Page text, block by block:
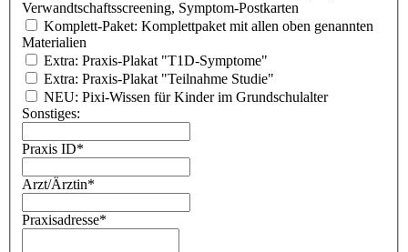
Verwandtschaftsscreening, Symptom-Postkarten
Materialien
Extra: Praxis-Plakat "T1D-Symptome"
Extra: Praxis-Plakat "Teilnahme Studie"
NEU: Pixi-Wissen für Kinder im Grundschulalter
Sonstiges:
Praxis ID*
Arzt/Ärztin*
Praxisadresse*